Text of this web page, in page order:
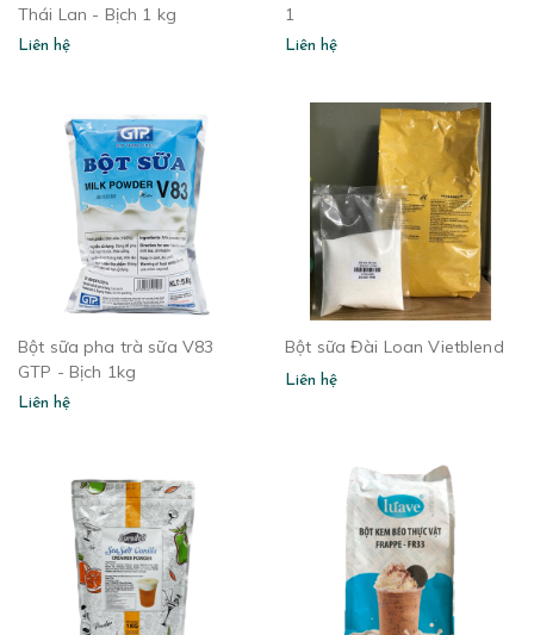
Thái Lan - Bịch 1 kg
Liên hệ
1
Liên hệ
Bột sữa pha trà sữa V83
GTP - Bịch 1kg
Liên hệ
Bột sữa Đài Loan Vietblend
Liên hệ